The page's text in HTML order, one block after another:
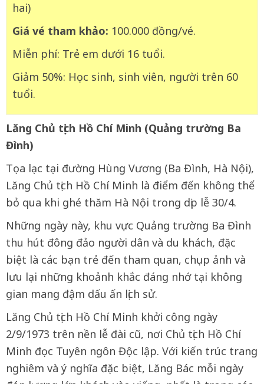
hai)
Giá vé tham khảo: 100.000 đồng/vé.
Miễn phí: Trẻ em dưới 16 tuổi.
Giảm 50%: Học sinh, sinh viên, người trên 60
tuổi.
Lăng Chủ tịch Hồ Chí Minh (Quảng trường Ba
Đình)
Tọa lạc tại đường Hùng Vương (Ba Đình, Hà Nội),
Lăng Chủ tịch Hồ Chí Minh là điểm đến không thể
bỏ qua khi ghé thăm Hà Nội trong dịp lễ 30/4.
Những ngày này, khu vực Quảng trường Ba Đình
thu hút đông đảo người dân và du khách, đặc
biệt là các bạn trẻ đến tham quan, chụp ảnh và
lưu lại những khoảnh khắc đáng nhớ tại không
gian mang đậm dấu ấn lịch sử.
Lăng Chủ tịch Hồ Chí Minh khởi công ngày
2/9/1973 trên nền lễ đài cũ, nơi Chủ tịch Hồ Chí
Minh đọc Tuyên ngôn Độc lập. Với kiến trúc trang
nghiêm và ý nghĩa đặc biệt, Lăng Bác mỗi ngày